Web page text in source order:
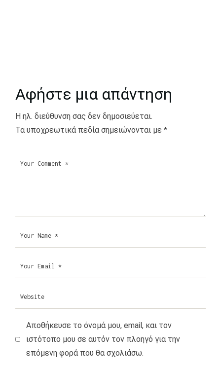
Αφήστε μια απάντηση
Η ηλ. διεύθυνση σας δεν δημοσιεύεται.
Τα υποχρεωτικά πεδία σημειώνονται με*
Αποθήκευσε το όνομά μου, email, και τον
ιστότοπο μου σε αυτόν τον πλοηγό για την
επόμενη φορά που θα σχολιάσω.